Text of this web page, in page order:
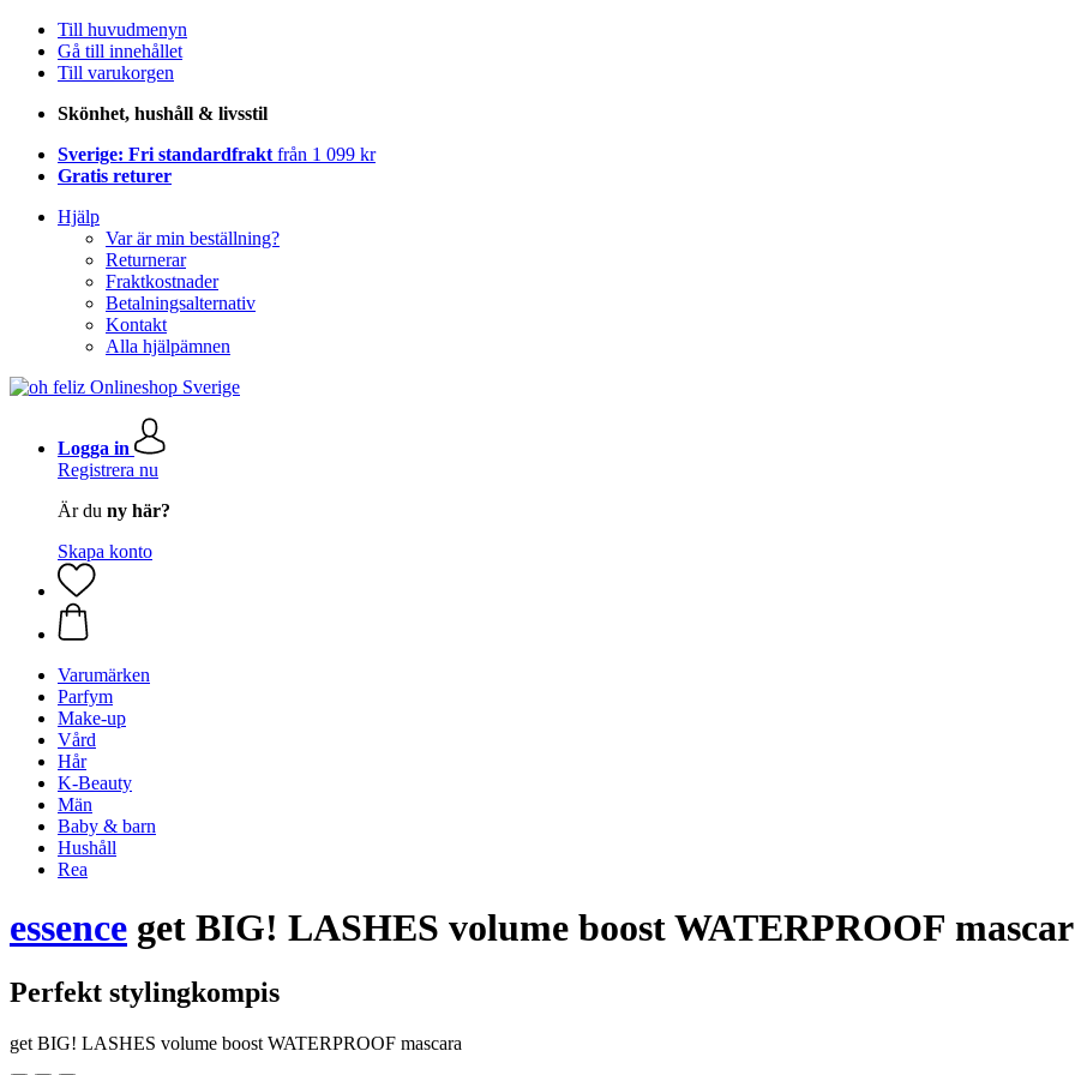
Till huvudmenyn
Gå till innehållet
Till varukorgen
Skönhet, hushåll & livsstil
Sverige: Fri standardfrakt från 1 099 kr
Gratis returer
Hjälp
Var är min beställning?
Returnerar
Fraktkostnader
Betalningsalternativ
Kontakt
Alla hjälpämnen
Logga in
Registrera nu
Är du ny här?
Skapa konto
Varumärken
Parfym
Make-up
Vård
Hår
K-Beauty
Män
Baby & barn
Hushåll
Rea
essence get BIG! LASHES volume boost WATERPROOF
Perfekt stylingkompis
get BIG! LASHES volume boost WATERPROOF mascara